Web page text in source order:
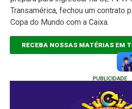
Transamérica, fechou um contrato
Copa do Mundo com a Caixa.
RECEBA NOSSAS MATÉRIAS EM
PUBLICIDADE